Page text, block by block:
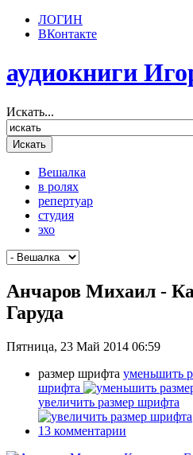
ЛОГИН
ВКонтакте
аудиокниги
Искать...
Вешалка
в ролях
репертуар
студия
эхо
Анчаров Михаил -
Гаруда
Пятница, 23 Май 2014 06:59
размер шрифта уменьшить
шрифта
увеличить размер шрифта
13 комментарии